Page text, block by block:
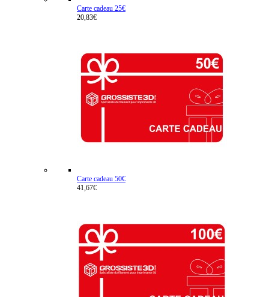
Carte cadeau 25€
20,83€
Carte cadeau 50€
41,67€